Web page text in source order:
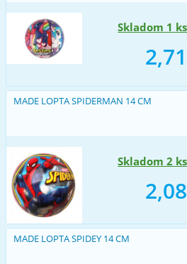
Skladom 1 ks
MADE LOPTA SPIDERMAN 14 CM
Skladom 2 ks
MADE LOPTA SPIDEY 14 CM